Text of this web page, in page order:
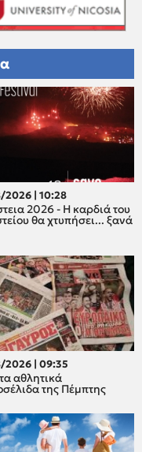
| 10:28
2026 - Η καρδιά του
θα χτυπήσει... ξανά
| 09:35
αθλητικά
της Πέμπτης